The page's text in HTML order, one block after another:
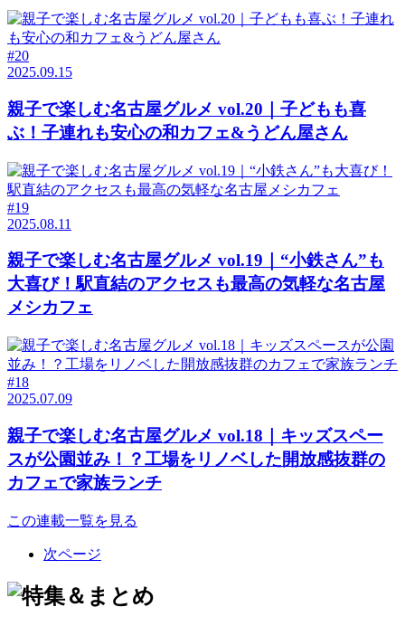
#20
2025.09.15
親子で楽しむ名古屋グルメ vol.20｜子どもも喜
ぶ！子連れも安心の和カフェ&うどん屋さん
#19
2025.08.11
親子で楽しむ名古屋グルメ vol.19｜“小鉄さん”も
大喜び！駅直結のアクセスも最高の気軽な名古屋
メシカフェ
#18
2025.07.09
親子で楽しむ名古屋グルメ vol.18｜キッズスペー
スが公園並み！？工場をリノベした開放感抜群の
カフェで家族ランチ
この連載一覧を見る
次ページ